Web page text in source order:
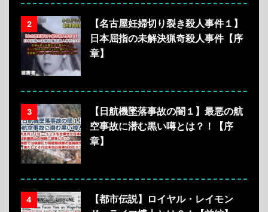
2
【名古屋妊婦切り裂き殺人事件１】
日本屈指の未解決猟奇殺人事件【序
章】
3
【日航機墜落事故の闇１】最悪の航
空事故に潜む黒い噂とは？！【序
章】
4
【都市伝説】ロイヤル・レイモン